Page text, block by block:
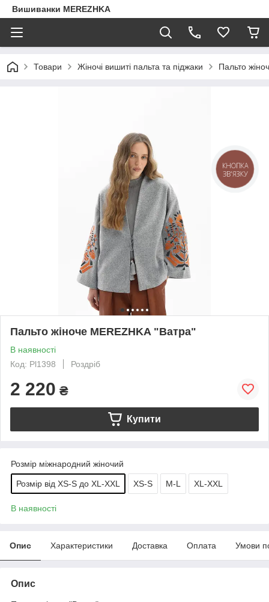
Вишиванки MEREZHKA
Товари Жіночі вишиті пальта та піджаки Пальто
Пальто жіноче MEREZHKA "Ватра"
В наявності
Код: Pl1398
Роздріб
2 220 ₴
Купити
Розмір міжнародний жіночий
Розмір від XS-S до XL-XXL XS-S M-L XL-XXL
В наявності
Опис Характеристики Доставка Оплата Умови
Опис
КНОПКА
ЗВ'ЯЗКУ